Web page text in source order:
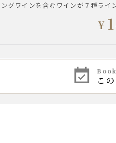
ロン ・ グレープフルーツ
ーロン ・ グレープフルーツ
グワインを含むワインが７種ライ
¥